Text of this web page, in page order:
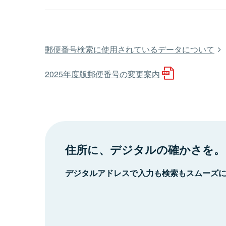
郵便番号検索に使用されているデータについて
2025年度版郵便番号の変更案内
住所に、デジタルの確かさを。
デジタルアドレスで入力も検索もスムーズ